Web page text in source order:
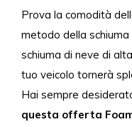
Prova la comodità
metodo della
schiuma di neve di
tuo veicolo tornerà
Hai sempre
questa offerta